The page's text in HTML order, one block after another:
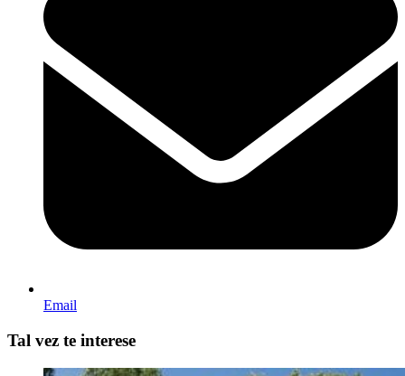
Email
Tal vez te interese